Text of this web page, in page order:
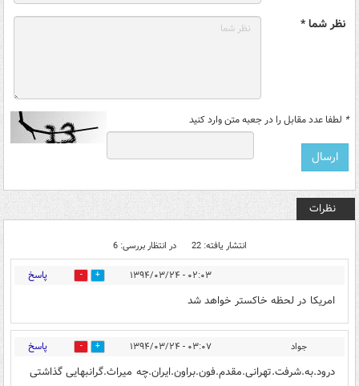
نظر شما *
* لطفا عدد مقابل را در جعبه متن وارد کنید
نظرات
انتشار یافته: 22 در انتظار بررسی: 6
۰۲:۰۳ - ۱۳۹۴/۰۳/۲۴ 3 پاسخ
امریکا در لحظه خاکستر خواهد شد
جواد ۰۳:۰۷ - ۱۳۹۴/۰۳/۲۴ 3 پاسخ
درود.به.شرفت.تهرانی.مقدم.فون.براون.ایران.چه میراث.گرانبهایی گذاشتی